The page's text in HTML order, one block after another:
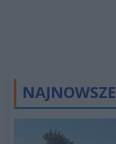
NAJNOWSZE